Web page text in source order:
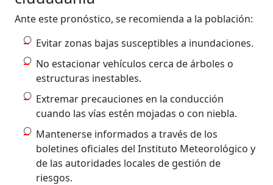
Ante este pronóstico, se recomienda a la población:
Evitar zonas bajas susceptibles a inundaciones.
No estacionar vehículos cerca de árboles o
estructuras inestables.
Extremar precauciones en la conducción
cuando las vías estén mojadas o con niebla.
Mantenerse informados a través de los
boletines oficiales del Instituto Meteorológico y
de las autoridades locales de gestión de
riesgos.